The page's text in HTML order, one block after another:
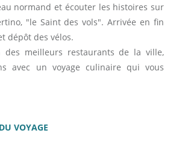
normand et écouter les histoires sur
"le Saint des vols". Arrivée en fin
dépôt des vélos.
meilleurs restaurants de la ville,
avec un voyage culinaire qui vous
VOYAGE